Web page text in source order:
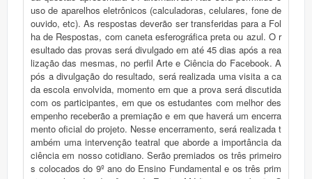
uso de aparelhos eletrônicos (calculadoras, celulares, fone de
ouvido, etc). As respostas deverão ser transferidas para a Fol
ha de Respostas, com caneta esferográfica preta ou azul. O r
esultado das provas será divulgado em até 45 dias após a rea
lização das mesmas, no perfil Arte e Ciência do Facebook. A
pós a divulgação do resultado, será realizada uma visita a ca
da escola envolvida, momento em que a prova será discutida
com os participantes, em que os estudantes com melhor des
empenho receberão a premiação e em que haverá um encerra
mento oficial do projeto. Nesse encerramento, será realizada t
ambém uma intervenção teatral que aborde a importância da
ciência em nosso cotidiano. Serão premiados os três primeiro
s colocados do 9º ano do Ensino Fundamental e os três prim